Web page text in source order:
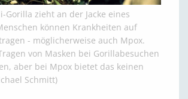
Gorilla zieht an der Jacke eines
können Krankheiten auf
- möglicherweise auch Mpox.
von Masken bei Gorillabesuchen
aber bei Mpox bietet das keinen
Schmitt)